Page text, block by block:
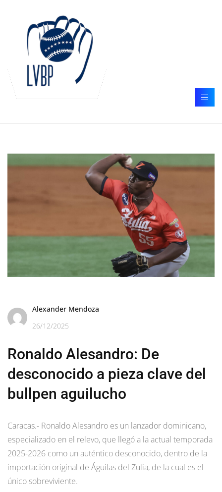
Alexander Mendoza
26/12/2025
Ronaldo Alesandro: De
desconocido a pieza clave del
bullpen aguilucho
Caracas.- Ronaldo Alesandro es un lanzador dominicano,
especializado en el relevo, que llegó a la actual temporada
2025-2026 como un auténtico desconocido, dentro de la
importación original de Águilas del Zulia, de la cual es el
único sobreviviente.